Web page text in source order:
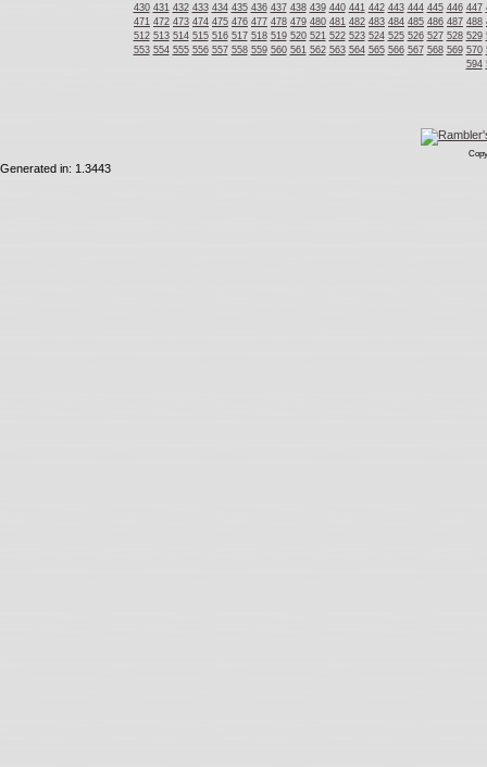
430 431 432 433 434 435 436 437 438 439 440 441 442 443 444 445 446 447
471 472 473 474 475 476 477 478 479 480 481 482 483 484 485 486 487 488
512 513 514 515 516 517 518 519 520 521 522 523 524 525 526 527 528 529
553 554 555 556 557 558 559 560 561 562 563 564 565 566 567 568 569 570
594
Generated in: 1.3443